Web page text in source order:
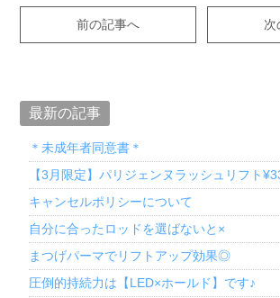
前の記事へ 次
最新の記事
＊未成年者同意書＊
【3月限定】パリジェンヌラッシュリフト
キャンセルポリシーについて
自分に合ったロッドを選ばないと×
まつげパーマでリフトアップ効果◎
圧倒的持続力は【LED×ホールド】です♪